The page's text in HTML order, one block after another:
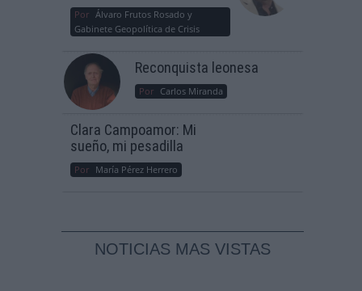
Por Álvaro Frutos Rosado y
Gabinete Geopolítica de Crisis
Reconquista leonesa
Por Carlos Miranda
Clara Campoamor: Mi
sueño, mi pesadilla
Por María Pérez Herrero
NOTICIAS MAS VISTAS